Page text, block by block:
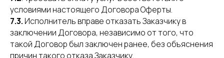
условиями настоящего Договора Оферты.
7.3. Исполнитель вправе отказать Заказчику в
заключении Договора, независимо от того, что
такой Договор был заключен ранее, без объяснения
причин такого отказа Заказчику.